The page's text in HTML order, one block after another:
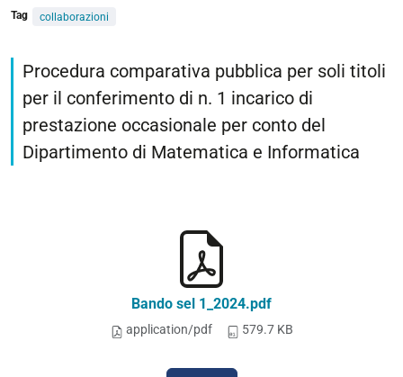
Tag collaborazioni
Procedura comparativa pubblica per soli titoli
per il conferimento di n. 1 incarico di
prestazione occasionale per conto del
Dipartimento di Matematica e Informatica
Bando sel 1_2024.pdf
application/pdf 579.7 KB